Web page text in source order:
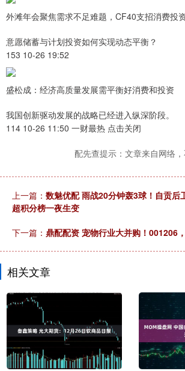
外滩年会聚焦需求不足难题，CF40支招消费投
意愿储蓄与计划投资如何实现动态平衡？
153 10-26 19:52
盛松成：经济高质量发展需平衡好消费和投资
我国创新驱动发展的战略已经进入纵深阶段。
114 10-26 11:50 一财最热 点击关闭
配先查提示：文章来自网络，
上一篇： 数魅优配 雨战20分钟轰3球！自贡后
超积分榜一夜生变
下一篇： 鼎配配资 宠物行业大并购！001206
相关文章